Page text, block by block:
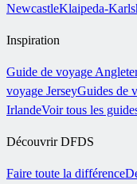
NewcastleKlaipeda-
Inspiration
Guide de voyage
voyage JerseyGuides de
IrlandeVoir tous les
Découvrir DFDS
Faire toute la différence